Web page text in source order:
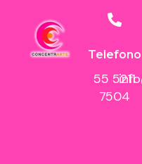
Telefono
55 5211
7504